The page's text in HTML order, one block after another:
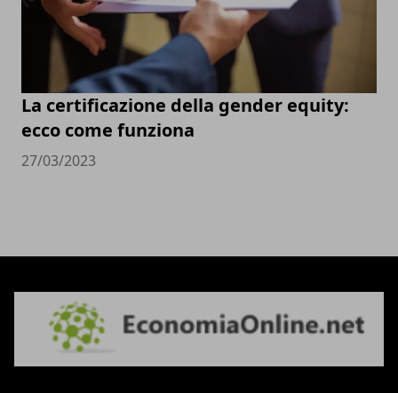
La certificazione della gender equity:
ecco come funziona
27/03/2023